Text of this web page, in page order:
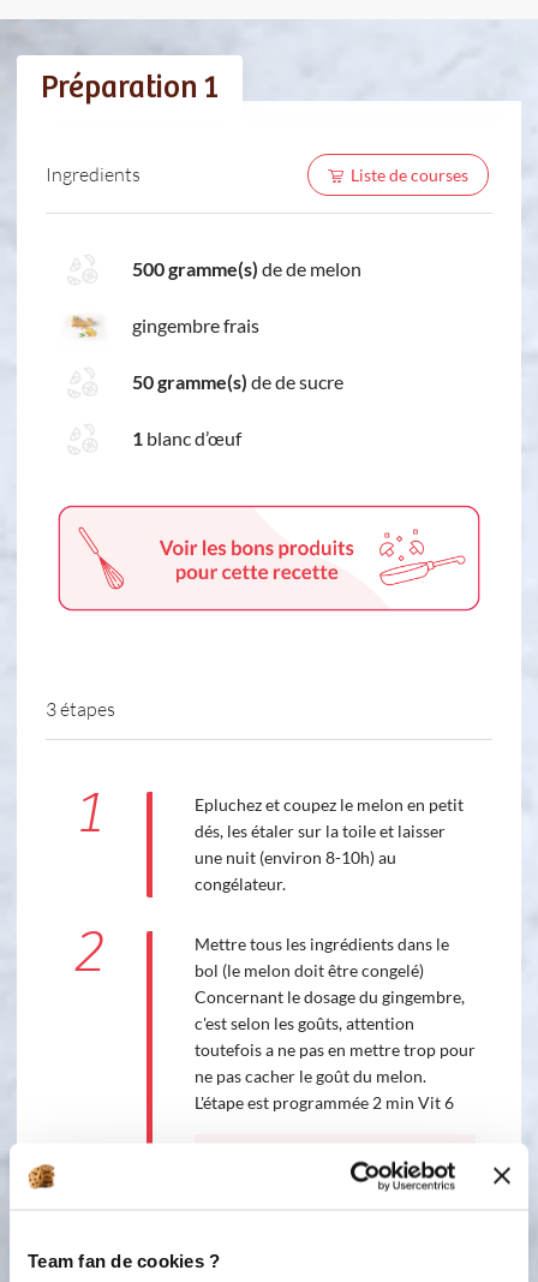
Team fan de cookies ?
Préparation 1
Ingredients Liste de courses
500 gramme(s) de de melon
gingembre frais
50 gramme(s) de de sucre
1 blanc d’œuf
3 étapes
1
Epluchez et coupez le melon en petit
dés, les étaler sur la toile et laisser
une nuit (environ 8-10h) au
congélateur.
2
Mettre tous les ingrédients dans le
bol (le melon doit être congelé)
Concernant le dosage du gingembre,
c'est selon les goûts, attention
toutefois a ne pas en mettre trop pour
ne pas cacher le goût du melon.
L'étape est programmée 2 min Vit 6
6
3
spatule afin de placer le fouet sur les